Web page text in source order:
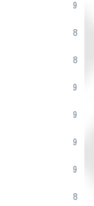
9
8
8
9
9
9
9
8